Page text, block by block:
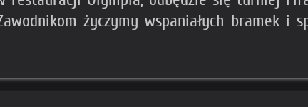
życzymy wspaniałych bramek i